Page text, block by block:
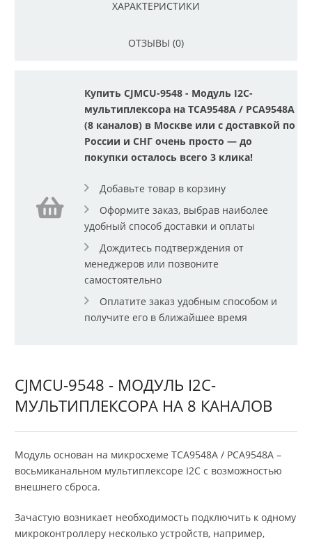
ХАРАКТЕРИСТИКИ
ОТЗЫВЫ (0)
Купить CJMCU-9548 - Модуль I2C-
мультиплексора на TCA9548A / PCA9548A
(8 каналов) в Москве или с доставкой по
России и СНГ очень просто — до
покупки осталось всего 3 клика!
Добавьте товар в корзину
Оформите заказ, выбрав наиболее
удобный способ доставки и оплаты
Дождитесь подтверждения от
менеджеров или позвоните
самостоятельно
Оплатите заказ удобным способом и
получите его в ближайшее время
CJMCU-9548 - МОДУЛЬ I2C-
МУЛЬТИПЛЕКСОРА НА 8 КАНАЛОВ
Модуль основан на микросхеме TCA9548A / PCA9548A –
восьмиканальном мультиплексоре I2C с возможностью
внешнего сброса.
Зачастую возникает необходимость подключить к одному
микроконтроллеру несколько устройств, например,